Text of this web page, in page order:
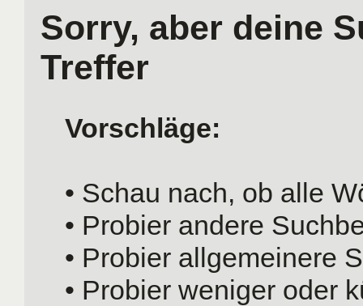
Sorry, aber deine
Treffer
Vorschläge:
• Schau nach, ob alle
• Probier andere
• Probier allgemeinere
• Probier weniger oder